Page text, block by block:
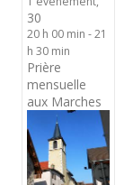
30
20 h 00 min -21
h 30 min
Prière
mensuelle
aux Marches